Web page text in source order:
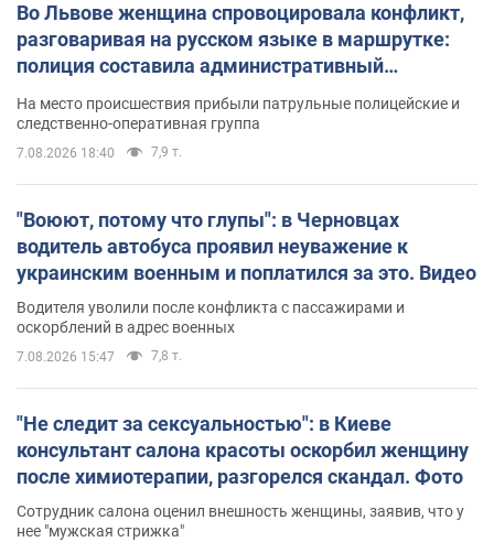
Во Львове женщина спровоцировала конфликт,
разговаривая на русском языке в маршрутке:
полиция составила административный
протокол. Видео
На место происшествия прибыли патрульные полицейские и
следственно-оперативная группа
7.08.2026 18:40 7,9 т.
"Воюют, потому что глупы": в Черновцах
водитель автобуса проявил неуважение к
украинским военным и поплатился за это. Видео
Водителя уволили после конфликта с пассажирами и
оскорблений в адрес военных
7.08.2026 15:47 7,8 т.
"Не следит за сексуальностью": в Киеве
консультант салона красоты оскорбил женщину
после химиотерапии, разгорелся скандал. Фото
Сотрудник салона оценил внешность женщины, заявив, что у
нее "мужская стрижка"